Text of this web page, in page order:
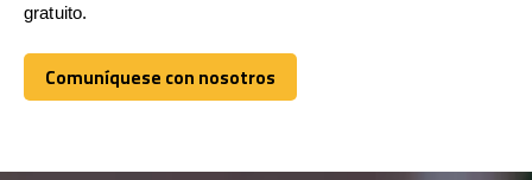
gratuito.
Comuníquese con nosotros
Comuníquese con nosotros